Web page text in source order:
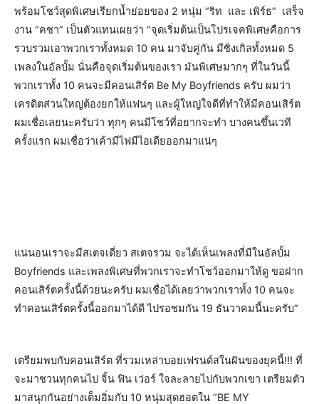
พร้อมโชว์สุดพิเศษเรียกน้ำย่อยของ 2 หนุ่ม “ริท และ เพิร์ธ” เสร็จ
งาน “คชา” เป็นตัวแทนเผยว่า “จุดเริ่มต้นเป็นโปรเจคพิเศษคือการ
รวบรวมเอาพวกเราทั้งหมด 10 คน มาจับคู่กัน มีซิงเกิลทั้งหมด 5
เพลงในอัลบั้ม นั่นคือจุดเริ่มต้นของเรา มันพิเศษมากๆ ที่ในวันนี้
พวกเราทั้ง 10 คนจะมีคอนเสิร์ต Be My Boyfriends ครับ ผมว่า
เครดิตส่วนใหญ่ต้องยกให้แฟนๆ และผู้ใหญ่ใจดีที่ทำให้มีคอนเสิร์ต
ผมเชื่อเลยนะครับว่า ทุกๆ คนมีโชว์ที่อยากจะทำ บางคนขึ้นเวที
ครั้งแรก ผมเชื่อว่าเค้ามีไฟมีไอเดียออกมาแน่ๆ
แน่นอนเราจะมีสเตจเดี่ยว สเตจรวม จะได้เห็นเพลงที่มีในอัลบั้ม
Boyfriends และเพลงพิเศษที่พวกเราจะทำโชว์ออกมาให้ดู ขอฝาก
คอนเสิร์ตครั้งนี้ด้วยนะครับ ผมเชื่อได้เลยว่าพวกเราทั้ง 10 คนจะ
ทำคอนเสิร์ตครั้งนี้ออกมาได้ดี ไปรอชมกัน ‪19 ธันวาคมนี้นะครับ”
เตรียมพบกับคอนเสิร์ต ที่รวมเหล่าบอยเฟรนด์สในฝันของยุคนี้!!! ที่
จะมาชวนทุกคนไป จิ้น ฟิน เว่อร์ ใจละลายไปกับพวกเขา เตรียมตัว
มาสนุกกันอย่างเต็มอิ่มกับ 10 หนุ่มสุดฮอตใน “BE MY